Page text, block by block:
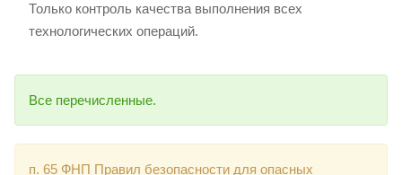
Только контроль качества выполнения всех
технологических операций.
Все перечисленные.
п. 65 ФНП Правил безопасности для опасных